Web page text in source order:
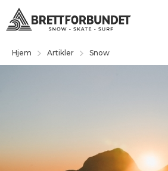
Hjem Artikler Snow